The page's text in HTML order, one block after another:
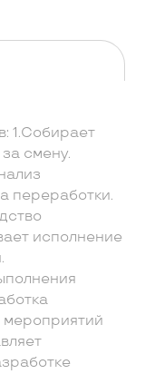
1.Собирает
смену.
переработки.
исполнение
мероприятий